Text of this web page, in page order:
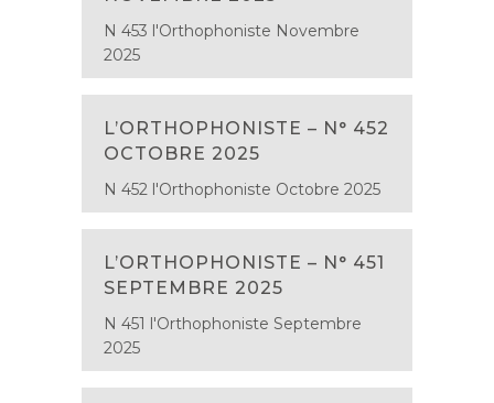
N 453 l'Orthophoniste Novembre
2025
L’ORTHOPHONISTE – N° 452
OCTOBRE 2025
N 452 l'Orthophoniste Octobre 2025
L’ORTHOPHONISTE – N° 451
SEPTEMBRE 2025
N 451 l'Orthophoniste Septembre
2025